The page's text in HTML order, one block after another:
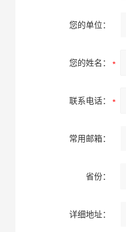
您的单位：
您的姓名：
联系电话：
常用邮箱：
省份：
详细地址：